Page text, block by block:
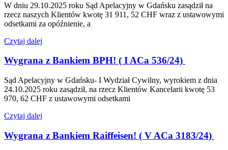
W dniu 29.10.2025 roku Sąd Apelacyjny w Gdańsku zasądził na
rzecz naszych Klientów kwotę 31 911, 52 CHF wraz z ustawowymi
odsetkami za opóźnienie, a
Czytaj dalej
Wygrana z Bankiem BPH! ( I ACa 536/24)
Sąd Apelacyjny w Gdańsku- I Wydział Cywilny, wyrokiem z dnia
24.10.2025 roku zasądził, na rzecz Klientów Kancelarii kwotę 53
970, 62 CHF z ustawowymi odsetkami
Czytaj dalej
Wygrana z Bankiem Raiffeisen! ( V ACa 3183/24)